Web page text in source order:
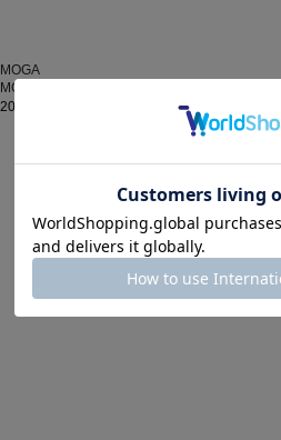
MOGA
MOGA March New Arrivals
2024.03.08